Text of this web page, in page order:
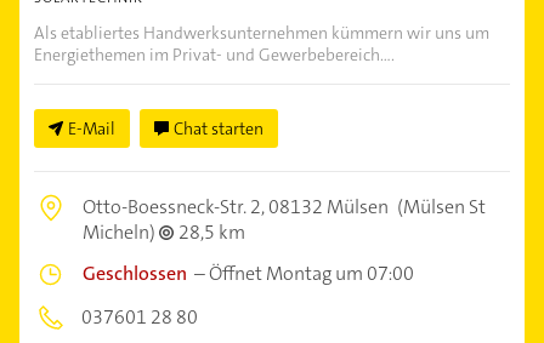
Als etabliertes Handwerksunternehmen kümmern wir uns um
Energiethemen im Privat- und Gewerbebereich....
E-Mail Chat starten
Otto-Boessneck-Str. 2,08132 Mülsen (Mülsen St
Micheln)
28,5 km
Geschlossen –Öffnet Montag um 07:00
037601 28 80